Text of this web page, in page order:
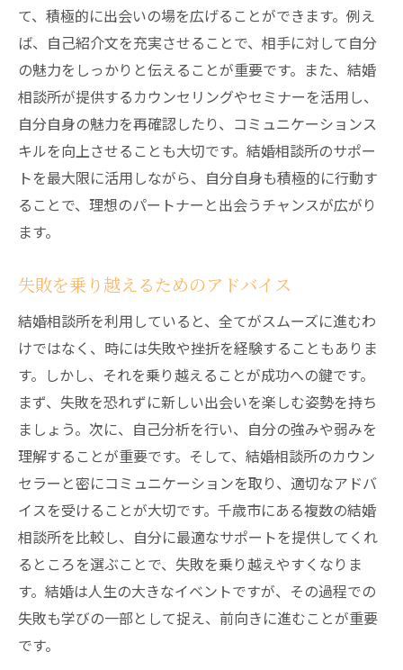
て、積極的に出会いの場を広げることができます。例え
ば、自己紹介文を充実させることで、相手に対して自分
の魅力をしっかりと伝えることが重要です。また、結婚
相談所が提供するカウンセリングやセミナーを活用し、
自分自身の魅力を再確認したり、コミュニケーションス
キルを向上させることも大切です。結婚相談所のサポー
トを最大限に活用しながら、自分自身も積極的に行動す
ることで、理想のパートナーと出会うチャンスが広がり
ます。
失敗を乗り越えるためのアドバイス
結婚相談所を利用していると、全てがスムーズに進むわ
けではなく、時には失敗や挫折を経験することもありま
す。しかし、それを乗り越えることが成功への鍵です。
まず、失敗を恐れずに新しい出会いを楽しむ姿勢を持ち
ましょう。次に、自己分析を行い、自分の強みや弱みを
理解することが重要です。そして、結婚相談所のカウン
セラーと密にコミュニケーションを取り、適切なアドバ
イスを受けることが大切です。千歳市にある複数の結婚
相談所を比較し、自分に最適なサポートを提供してくれ
るところを選ぶことで、失敗を乗り越えやすくなりま
す。結婚は人生の大きなイベントですが、その過程での
失敗も学びの一部として捉え、前向きに進むことが重要
です。